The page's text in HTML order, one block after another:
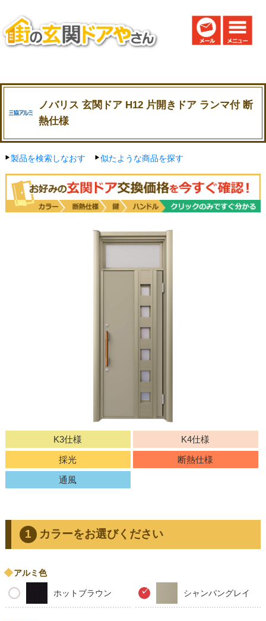
ノバリス 玄関ドア H12 片開きドア ランマ付 断
熱仕様
製品を検索しなおす 似たような商品を探す
K3仕様
K4仕様
採光
断熱仕様
通風
カラーをお選びください
アルミ色
ホットブラウン シャンパングレイ